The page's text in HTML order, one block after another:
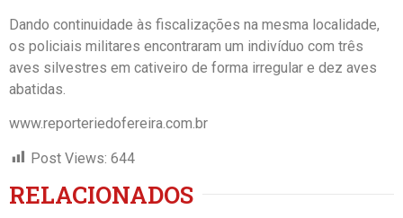
Dando continuidade às fiscalizações na mesma localidade,
os policiais militares encontraram um indivíduo com três
aves silvestres em cativeiro de forma irregular e dez aves
abatidas.
www.reporteriedofereira.com.br
Post Views: 644
RELACIONADOS